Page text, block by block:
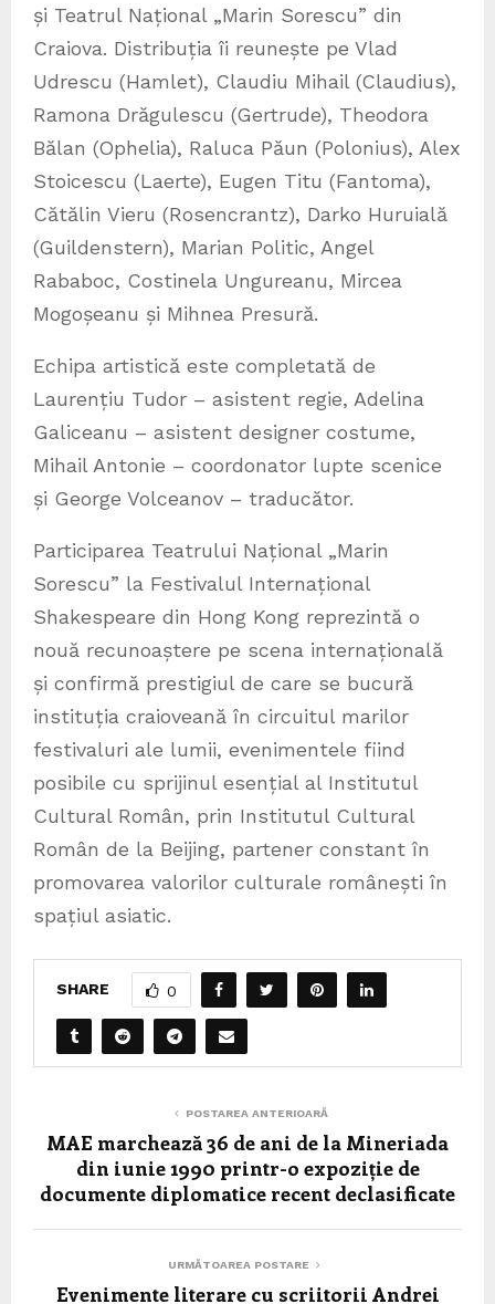
și Teatrul Național „Marin Sorescu” din
Craiova. Distribuția îi reunește pe Vlad
Udrescu (Hamlet), Claudiu Mihail (Claudius),
Ramona Drăgulescu (Gertrude), Theodora
Bălan (Ophelia), Raluca Păun (Polonius), Alex
Stoicescu (Laerte), Eugen Titu (Fantoma),
Cătălin Vieru (Rosencrantz), Darko Huruială
(Guildenstern), Marian Politic, Angel
Rababoc, Costinela Ungureanu, Mircea
Mogoșeanu și Mihnea Presură.
Echipa artistică este completată de
Laurențiu Tudor – asistent regie, Adelina
Galiceanu – asistent designer costume,
Mihail Antonie – coordonator lupte scenice
și George Volceanov – traducător.
Participarea Teatrului Național „Marin
Sorescu” la Festivalul Internațional
Shakespeare din Hong Kong reprezintă o
nouă recunoaștere pe scena internațională
și confirmă prestigiul de care se bucură
instituția craioveană în circuitul marilor
festivaluri ale lumii, evenimentele fiind
posibile cu sprijinul esențial al Institutul
Cultural Român, prin Institutul Cultural
Român de la Beijing, partener constant în
promovarea valorilor culturale românești în
spațiul asiatic.
SHARE 0
POSTAREA ANTERIOARĂ
MAE marchează 36 de ani de la Mineriada
din iunie 1990 printr-o expoziție de
documente diplomatice recent declasificate
URMĂTOAREA POSTARE
Evenimente literare cu scriitorii Andrei